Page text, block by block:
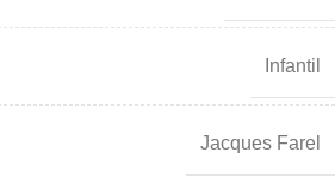
Infantil
Jacques Farel